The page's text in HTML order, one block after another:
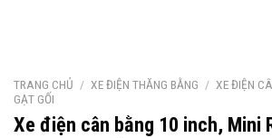
TRANG CHỦ / XE ĐIỆN THĂNG BẰNG / XE ĐIỆN
GẠT GỐI
Xe điện cân bằng 10 inch, Mini